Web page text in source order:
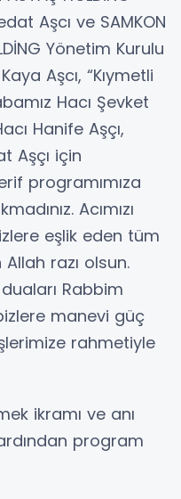
Aşcı ve SAMKON
Yönetim Kurulu
Aşcı, “Kıymetli
Hacı Şevket
Hanife Aşçı,
Aşçı için
programımıza
Acımızı
eşlik eden tüm
razı olsun.
Rabbim
manevi güç
rahmetiyle
ikramı ve anı
program